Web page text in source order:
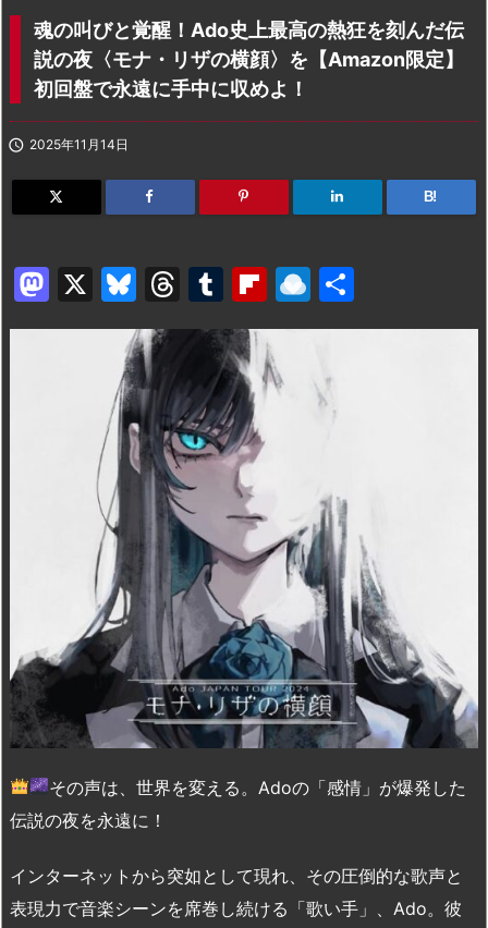
魂の叫びと覚醒！Ado史上最高の熱狂を刻んだ伝
説の夜〈モナ・リザの横顔〉を【Amazon限定】
初回盤で永遠に手中に収めよ！
 2025年11月14日
B!
M
a
X
Bl
u
e
s
k
y
T
hr
a
d
s
T
u
m
bl
r
Fl
ip
b
o
R
ai
dr
io
有
その声は、世界を変える。Adoの「感情」が爆発した
伝説の夜を永遠に！
インターネットから突如として現れ、その圧倒的な歌声と
表現力で音楽シーンを席巻し続ける「歌い手」、Ado。彼